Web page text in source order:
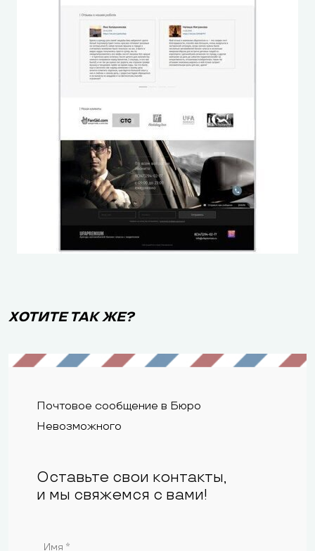
ХОТИТЕ ТАК ЖЕ?
Почтовое сообщение в Бюро
Невозможного
Оставьте свои контакты,
и мы свяжемся с вами!